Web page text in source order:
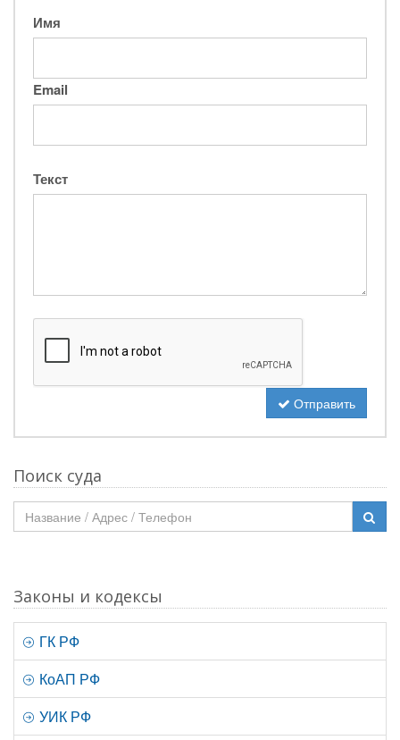
Имя
Email
Текст
Отправить
Поиск суда
Законы и кодексы
ГК РФ
КоАП РФ
УИК РФ